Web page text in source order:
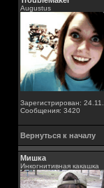
Augustus
Зарегистрирован:
Сообщения: 3420
Вернуться к началу
Мишка
Инкогнитивная какашка